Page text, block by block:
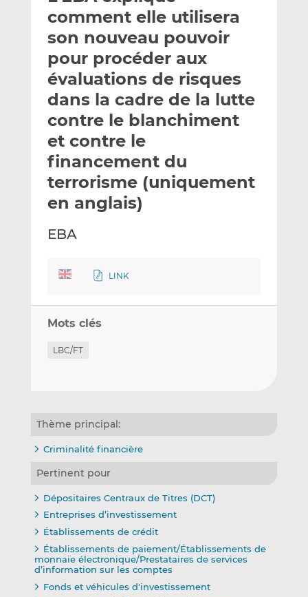
e
r
p
a
m
a
g
e
r
s
u
L
i
k
e
d
g
e
r
s
u
F
a
e
b
o
comment elle utilisera
son nouveau pouvoir
pour procéder aux
évaluations de risques
dans la cadre de la lutte
contre le blanchiment
et contre le
financement du
terrorisme (uniquement
en anglais)
EBA
LINK
Mots clés
LBC/FT
Thème principal:
Criminalité financière
Pertinent pour
Dépositaires Centraux de Titres (DCT)
Entreprises d’investissement
Établissements de crédit
Établissements de paiement/Établissements de
monnaie électronique/Prestataires de services
d’information sur les comptes
Fonds et véhicules d'investissement